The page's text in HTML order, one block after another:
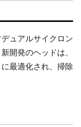
ュアルサイクロン
開発のヘッドは、
最適化され、掃除